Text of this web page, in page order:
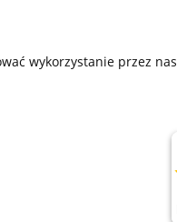
wykorzystanie przez nas